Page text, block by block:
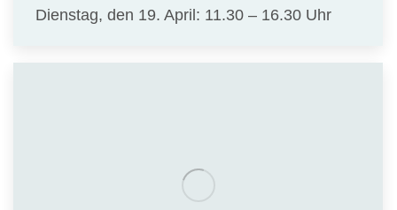
Dienstag, den 19. April: 11.30 – 16.30 Uhr